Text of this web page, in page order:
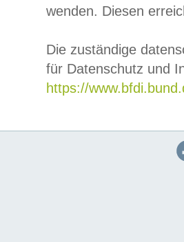
wenden. Diesen
Die zuständige
für Datenschutz und
https://